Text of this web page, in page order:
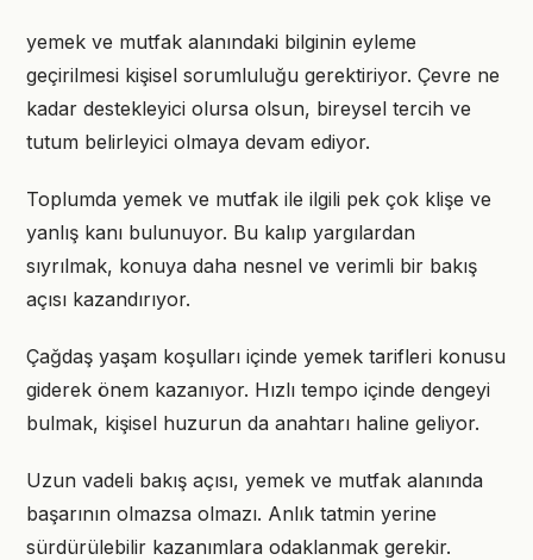
yemek ve mutfak alanındaki bilginin eyleme
geçirilmesi kişisel sorumluluğu gerektiriyor. Çevre ne
kadar destekleyici olursa olsun, bireysel tercih ve
tutum belirleyici olmaya devam ediyor.
Toplumda yemek ve mutfak ile ilgili pek çok klişe ve
yanlış kanı bulunuyor. Bu kalıp yargılardan
sıyrılmak, konuya daha nesnel ve verimli bir bakış
açısı kazandırıyor.
Çağdaş yaşam koşulları içinde yemek tarifleri konusu
giderek önem kazanıyor. Hızlı tempo içinde dengeyi
bulmak, kişisel huzurun da anahtarı haline geliyor.
Uzun vadeli bakış açısı, yemek ve mutfak alanında
başarının olmazsa olmazı. Anlık tatmin yerine
sürdürülebilir kazanımlara odaklanmak gerekir.